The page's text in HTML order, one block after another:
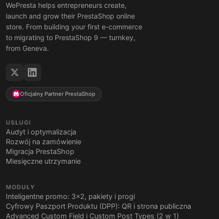
WePresta helps entrepreneurs create,
launch and grow their PrestaShop online
store. From building your first e-commerce
to migrating to PrestaShop 9 — turnkey,
from Geneva.
Oficjalny Partner PrestaShop
USŁUGI
Audyt i optymalizacja
Rozwój na zamówienie
Migracja PrestaShop
Miesięczne utrzymanie
MODUŁY
Inteligentne promo: 3x2, pakiety i progi
Cyfrowy Paszport Produktu (DPP): QR i strona publiczna
Advanced Custom Field i Custom Post Types (2 w 1)